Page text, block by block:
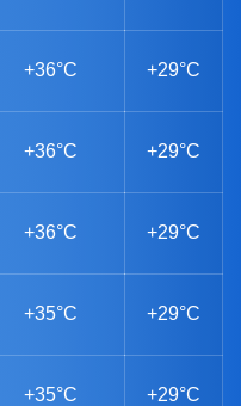
+36°C +29°C
+36°C +29°C
+36°C +29°C
+35°C +29°C
+35°C +29°C